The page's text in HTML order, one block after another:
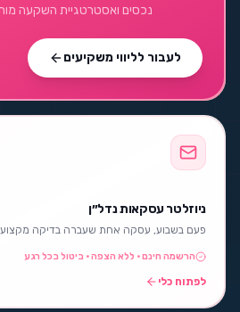
נכסים ואסטרטגיית השקעה
לעבור לליווי משקיעים
ניוזלטר עסקאות נדל״ן
פעם בשבוע, עסקה אחת שעברה בדיקה
הרשמה חינם · ללא הצפה · ביטול בכל רגע
לפתוח כלי